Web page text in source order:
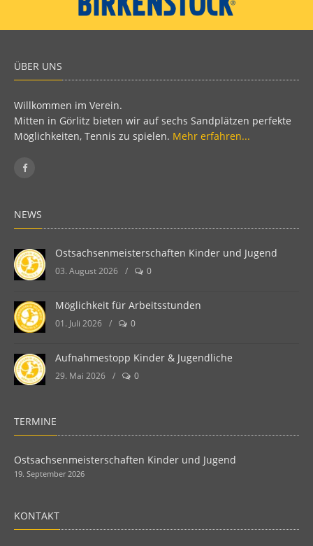
ÜBER UNS
Willkommen im Verein.
Mitten in Görlitz bieten wir auf sechs Sandplätzen perfekte
Möglichkeiten, Tennis zu spielen. Mehr erfahren...
NEWS
Ostsachsenmeisterschaften Kinder und Jugend
03. August 2026 / 0
Möglichkeit für Arbeitsstunden
01. Juli 2026 / 0
Aufnahmestopp Kinder & Jugendliche
29. Mai 2026 / 0
TERMINE
Ostsachsenmeisterschaften Kinder und Jugend
19. September 2026
KONTAKT